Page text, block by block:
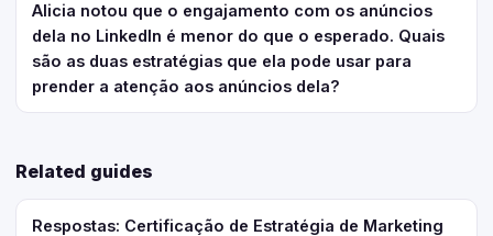
Alicia notou que o engajamento com os anúncios
dela no LinkedIn é menor do que o esperado. Quais
são as duas estratégias que ela pode usar para
prender a atenção aos anúncios dela?
Related guides
Respostas: Certificação de Estratégia de Marketing